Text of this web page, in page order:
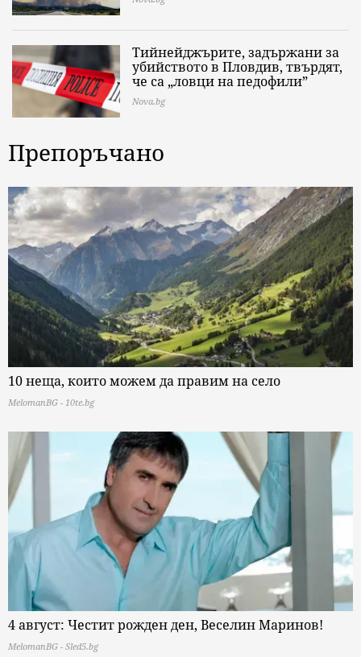
Тийнейджърите, задържани за
убийството в Пловдив, твърдят,
че са „ловци на педофили”
Nova.bg
Препоръчано
10 неща, които можем да правим на село
MelomanBG - 10te.bg
4 август: Честит рожден ден, Веселин Маринов!
MelomanBG - Sled5.bg